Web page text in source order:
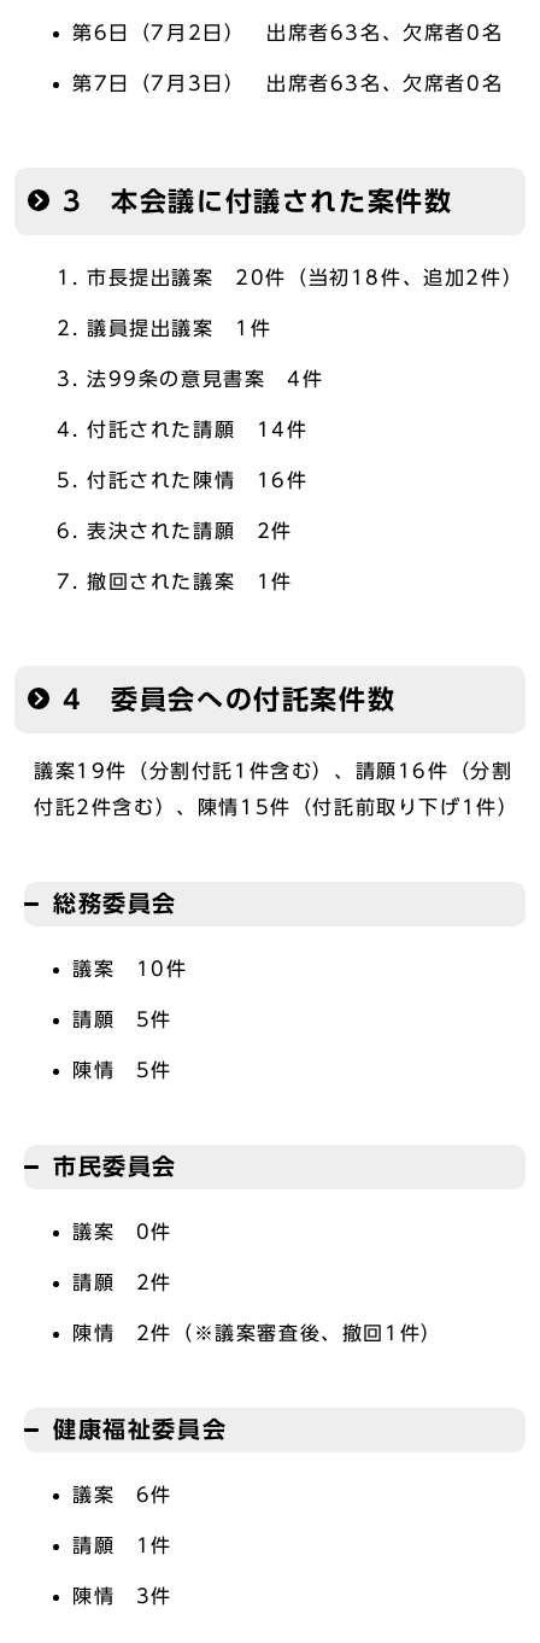
第6日（7月2日） 出席者63名、欠席者0名
第7日（7月3日） 出席者63名、欠席者0名
3 本会議に付議された案件数
市長提出議案 20件（当初18件、追加2件）
議員提出議案 1件
法99条の意見書案 4件
付託された請願 14件
付託された陳情 16件
表決された請願 2件
撤回された議案 1件
4 委員会への付託案件数
議案19件（分割付託1件含む）、請願16件（分割
付託2件含む）、陳情15件（付託前取り下げ1件）
総務委員会
議案 10件
請願 5件
陳情 5件
市民委員会
議案 0件
請願 2件
陳情 2件（※議案審査後、撤回1件）
健康福祉委員会
議案 6件
請願 1件
陳情 3件